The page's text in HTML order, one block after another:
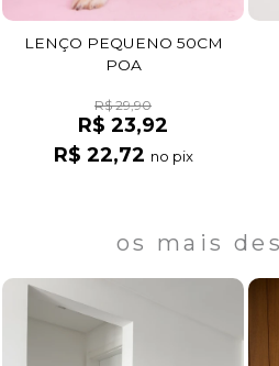
LENÇO PEQUENO 50CM
POA
R$ 29,90
R$ 23,92
R$ 22,72 no pix
os mais